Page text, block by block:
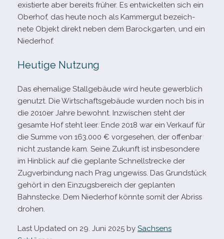
exis­tierte aber bereits frü­her. Es ent­wi­ckel­ten sich ein
Oberhof, das heute noch als Kammergut bezeich­
nete Objekt direkt neben dem Barockgarten, und ein
Niederhof.
Heutige Nutzung
Das ehe­ma­lige Stallgebäude wird heute gewerb­lich
genutzt. Die Wirtschaftsgebäude wur­den noch bis in
die 2010er Jahre bewohnt. Inzwischen steht der
gesamte Hof steht leer. Ende 2018 war ein Verkauf für
die Summe von 163.000 € vor­ge­se­hen, der offen­bar
nicht zustande kam. Seine Zukunft ist ins­be­son­dere
im Hinblick auf die geplante Schnellstrecke der
Zugverbindung nach Prag unge­wiss. Das Grundstück
gehört in den Einzugsbereich der geplan­ten
Bahnstecke. Dem Niederhof könnte somit der Abriss
drohen.
Last Updated on 29. Juni 2025 by Sachsens